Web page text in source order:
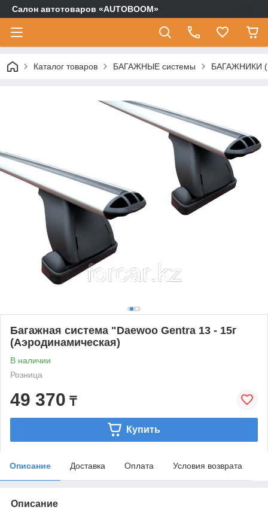
Салон автотоваров «AUTOBOOM»
Каталог товаров БАГАЖНЫЕ системы БАГАЖНИКИ
Багажная система "Daewoo Gentra 13 - 15г
(Аэродинамическая)
В наличии
Розница
49 370 ₸
Купить
Описание Доставка Оплата Условия возврата
Описание